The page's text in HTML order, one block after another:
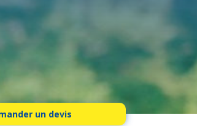
un devis